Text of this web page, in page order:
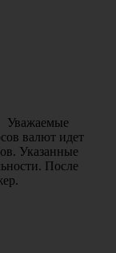
Уважаемые
валют идет
Указанные
После